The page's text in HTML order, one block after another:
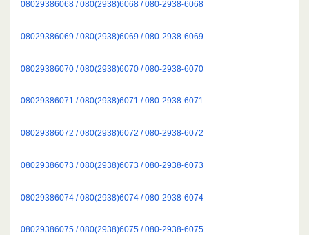
08029386068 / 080(2938)6068 / 080-2938-6068
08029386069 / 080(2938)6069 / 080-2938-6069
08029386070 / 080(2938)6070 / 080-2938-6070
08029386071 / 080(2938)6071 / 080-2938-6071
08029386072 / 080(2938)6072 / 080-2938-6072
08029386073 / 080(2938)6073 / 080-2938-6073
08029386074 / 080(2938)6074 / 080-2938-6074
08029386075 / 080(2938)6075 / 080-2938-6075